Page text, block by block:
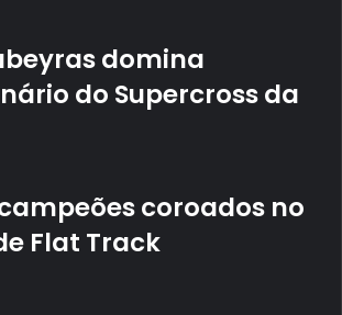
domina
do Supercross da
coroados no
Flat Track